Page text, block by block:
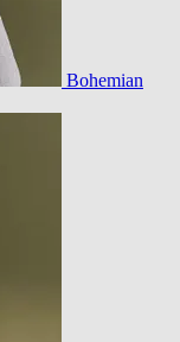
Bohemian